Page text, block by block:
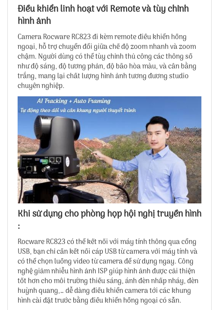
Điều khiển linh hoạt với Remote và tùy chỉnh
hình ảnh
Camera Rocware RC823 đi kèm remote điều khiển hồng
ngoại, hỗ trợ chuyển đổi giữa chế độ zoom nhanh và zoom
chậm. Người dùng có thể tùy chỉnh thủ công các thông số
như độ sáng, độ tương phản, độ bão hòa màu, và cân bằng
trắng, mang lại chất lượng hình ảnh tương đương studio
chuyên nghiệp.
Khi sử dụng cho phòng họp hội nghị truyền hình
:
Rocware RC823 có thể kết nối với máy tính thông qua cổng
USB, bạn chỉ cần kết nối cáp USB từ camera với máy tính và
có thể chọn luồng video từ camera để sử dụng ngay. Công
nghệ giảm nhiễu hình ảnh ISP giúp hình ảnh được cải thiện
tốt hơn cho môi trường thiếu sáng, ánh đèn nhấp nháy, đèn
huỳnh quang,… dễ dàng điều khiển camera tới các khung
hình cài đặt trước bằng điều khiển hồng ngoại có sẵn.